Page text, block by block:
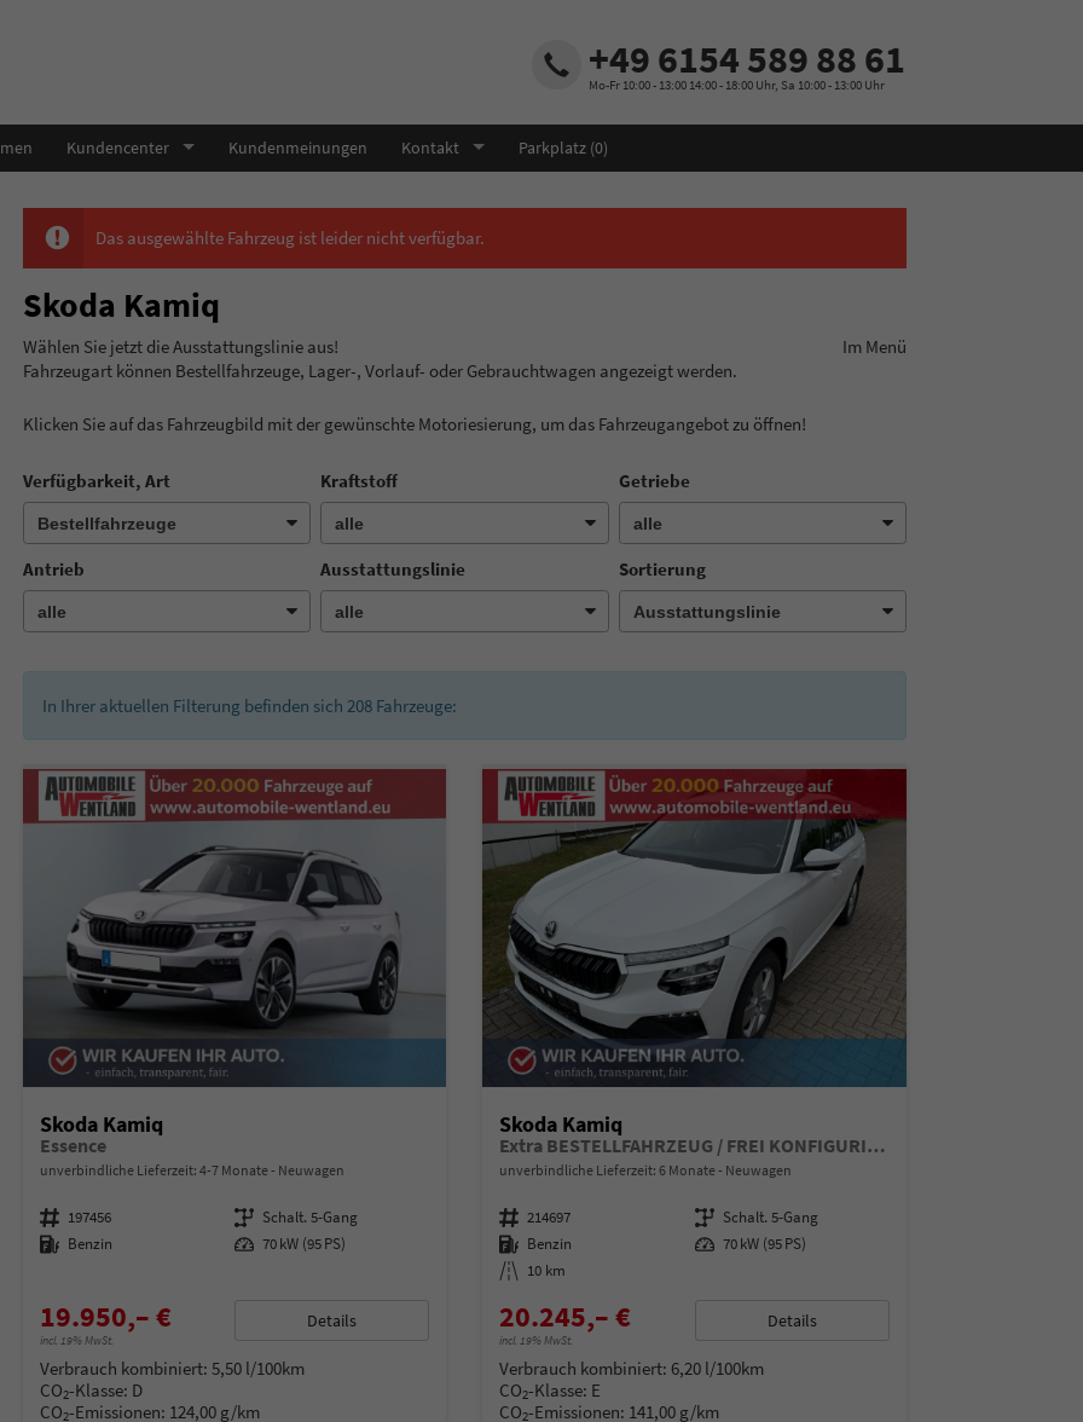
+49 6154 589 88 61
Mo-Fr 10:00 - 13:00 14:00 - 18:00 Uhr, Sa 10:00 - 13:00 Uhr
Kundencenter Kundenmeinungen Kontakt Parkplatz (0)
Das ausgewählte Fahrzeug ist leider nicht verfügbar.
Skoda Kamiq
Wählen Sie jetzt die Ausstattungslinie aus! Im Menü
Fahrzeugart können Bestellfahrzeuge, Lager-, Vorlauf- oder Gebrauchtwagen angezeigt werden.
Klicken Sie auf das Fahrzeugbild mit der gewünschte Motoriesierung, um das Fahrzeugangebot zu öffnen!
Verfügbarkeit, Art Kraftstoff Getriebe
Antrieb Ausstattungslinie Sortierung
In Ihrer aktuellen Filterung befinden sich 208Fahrzeuge:
Skoda Kamiq
Essence
unverbindliche Lieferzeit: 4-7 Monate Neuwagen
Fahrzeugnummer 197456 Getriebe Schalt. 5-Gang
Kraftstoff Benzin Leistung 70 kW (95 PS)
19.950,– €
incl. 19% MwSt.
Details
Verbrauch kombiniert: 5,50 l/100km
CO2-Klasse: D
CO2-Emissionen: 124,00 g/km
Skoda Kamiq
Extra BESTELLFAHRZEUG / FREI KONFIGURIERBAR
unverbindliche Lieferzeit:6 Monate Neuwagen
Fahrzeugnummer 214697 Getriebe Schalt. 5-Gang
Kraftstoff Benzin Leistung 70 kW (95 PS)
Kilometerstand 10 km
20.245,– €
incl. 19% MwSt.
Details
Verbrauch kombiniert: 6,20 l/100km
CO2-Klasse: E
CO2-Emissionen: 141,00 g/km